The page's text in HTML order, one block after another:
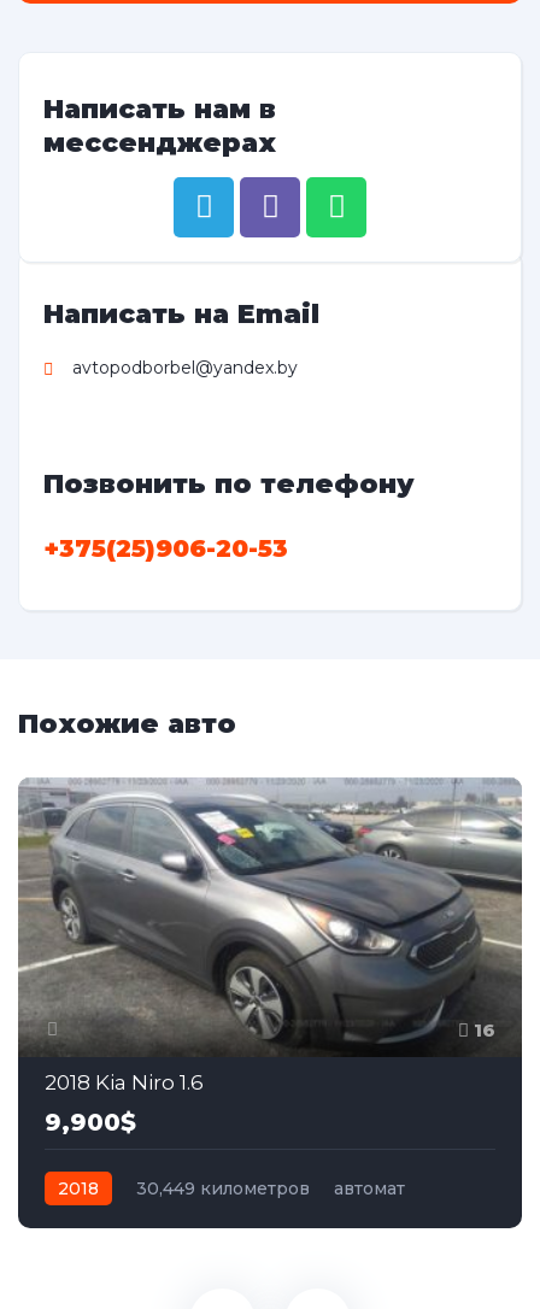
Написать нам в
мессенджерах
Написать на Email
avtopodborbel@yandex.by
Позвонить по телефону
+375(25)906-20-53
Похожие авто
16
2018 Kia Niro 1.6
9,900$
2018 30,449 километров
автомат